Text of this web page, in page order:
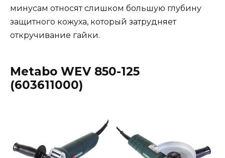
минусам относят слишком большую глубину
защитного кожуха, который затрудняет
откручивание гайки.
Metabo WEV 850-125
(603611000)